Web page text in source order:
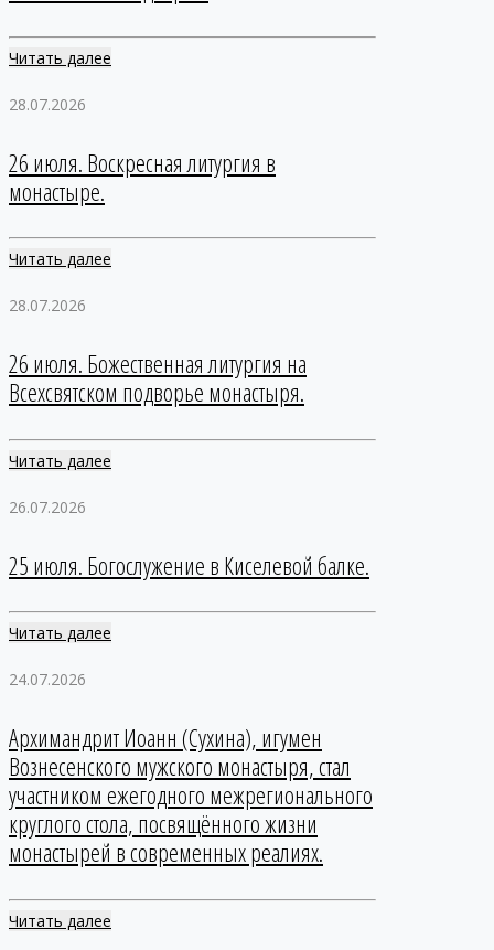
Читать далее
28.07.2026
26 июля. Воскресная литургия в
монастыре.
Читать далее
28.07.2026
26 июля. Божественная литургия на
Всехсвятском подворье монастыря.
Читать далее
26.07.2026
25 июля. Богослужение в Киселевой балке.
Читать далее
24.07.2026
Архимандрит Иоанн (Сухина), игумен
Вознесенского мужского монастыря, стал
участником ежегодного межрегионального
круглого стола, посвящённого жизни
монастырей в современных реалиях.
Читать далее